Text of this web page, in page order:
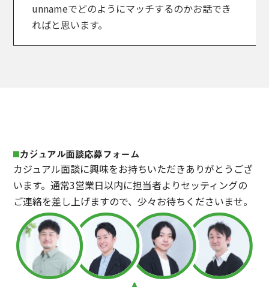
unnameでどのようにマッチするのかお話でき
ればと思います。
カジュアル面談応募フォーム
カジュアル面談に興味をお持ちいただきありがとうござ
います。通常3営業日以内に担当者よりセッティングの
ご連絡を差し上げますので、少々お待ちくださいませ。